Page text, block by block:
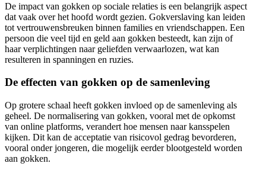
De impact van gokken op sociale relaties is een belangrijk aspect
dat vaak over het hoofd wordt gezien. Gokverslaving kan leiden
tot vertrouwensbreuken binnen families en vriendschappen. Een
persoon die veel tijd en geld aan gokken besteedt, kan zijn of
haar verplichtingen naar geliefden verwaarlozen, wat kan
resulteren in spanningen en ruzies.
De effecten van gokken op de samenleving
Op grotere schaal heeft gokken invloed op de samenleving als
geheel. De normalisering van gokken, vooral met de opkomst
van online platforms, verandert hoe mensen naar kansspelen
kijken. Dit kan de acceptatie van risicovol gedrag bevorderen,
vooral onder jongeren, die mogelijk eerder blootgesteld worden
aan gokken.